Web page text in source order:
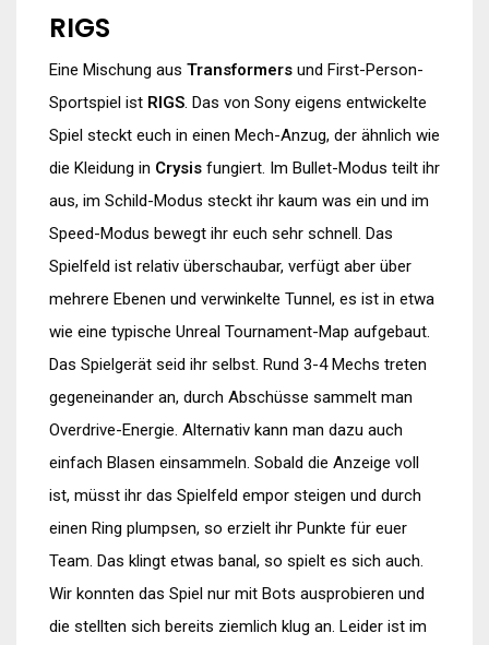
RIGS
Eine Mischung aus Transformers und First-Person-
Sportspiel ist RIGS. Das von Sony eigens entwickelte
Spiel steckt euch in einen Mech-Anzug, der ähnlich wie
die Kleidung in Crysis fungiert. Im Bullet-Modus teilt ihr
aus, im Schild-Modus steckt ihr kaum was ein und im
Speed-Modus bewegt ihr euch sehr schnell. Das
Spielfeld ist relativ überschaubar, verfügt aber über
mehrere Ebenen und verwinkelte Tunnel, es ist in etwa
wie eine typische Unreal Tournament-Map aufgebaut.
Das Spielgerät seid ihr selbst. Rund 3-4 Mechs treten
gegeneinander an, durch Abschüsse sammelt man
Overdrive-Energie. Alternativ kann man dazu auch
einfach Blasen einsammeln. Sobald die Anzeige voll
ist, müsst ihr das Spielfeld empor steigen und durch
einen Ring plumpsen, so erzielt ihr Punkte für euer
Team. Das klingt etwas banal, so spielt es sich auch.
Wir konnten das Spiel nur mit Bots ausprobieren und
die stellten sich bereits ziemlich klug an. Leider ist im